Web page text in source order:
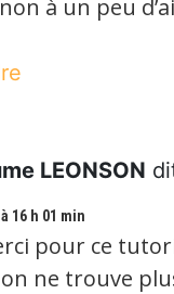
à un peu
LEONSON
16 h 01 min
pour ce
ne trouve